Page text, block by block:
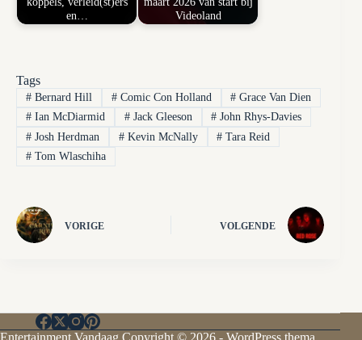
en…
Videoland
Tags
#Bernard Hill #Comic Con Holland # Grace Van Dien
#Ian McDiarmid #Jack Gleeson # John Rhys-Davies
#Josh Herdman #Kevin McNally # Tara Reid
#Tom Wlaschiha
VORIGE VOLGENDE
Entertainment Vandaag Copyright © 2026 - WordPress thema